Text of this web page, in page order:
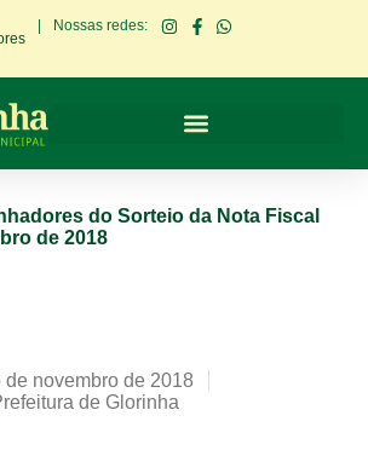
Nossas redes:
do Sorteio da Nota Fiscal
de 2018
de novembro de 2018
de Glorinha